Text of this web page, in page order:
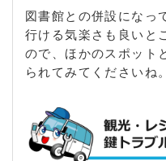
図書館との併設になっ
行ける気楽さも良いと
ので、ほかのスポット
られてみてくださいね。